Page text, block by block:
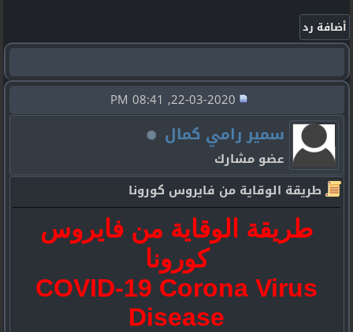
سمير رامي كمال
عضو مشارك
طريقة الوقاية من فايروس كورونا
طريقة الوقاية من فايروس
كورونا
COVID-19 Corona Virus
Disease